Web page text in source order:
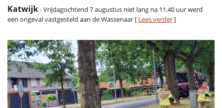
Katwijk- Vrijdagochtend 7 augustus niet lang na 11.40 uur werd
een ongeval vastgesteld aan de Wassenaar [ Lees verder]